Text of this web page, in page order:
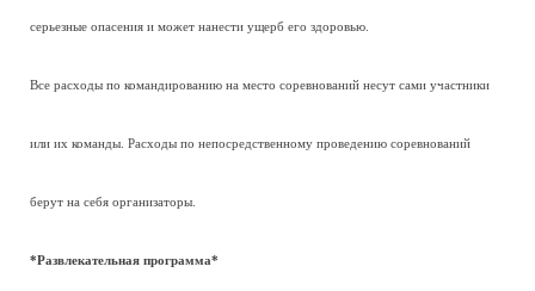
серьезные опасения и может нанести ущерб его здоровью.
Все расходы по командированию на место соревнований несут сами участники
или их команды. Расходы по непосредственному проведению соревнований
берут на себя организаторы.
*Развлекательная программа*